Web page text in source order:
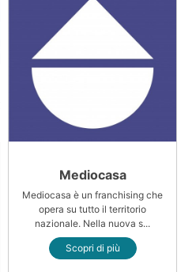
Mediocasa
Mediocasa è un franchising che
opera su tutto il territorio
nazionale. Nella nuova s...
Scopri di più